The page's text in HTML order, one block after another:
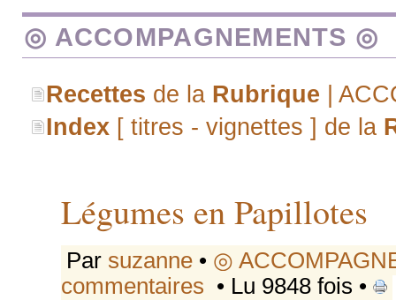
◎ ACCOMPAGNEMENTS ◎
Recettes de la Rubrique |
Index [ titres - vignettes ] de la
Légumes en Papillotes
Par suzanne • ◎
commentaires • Lu 9848 fois •